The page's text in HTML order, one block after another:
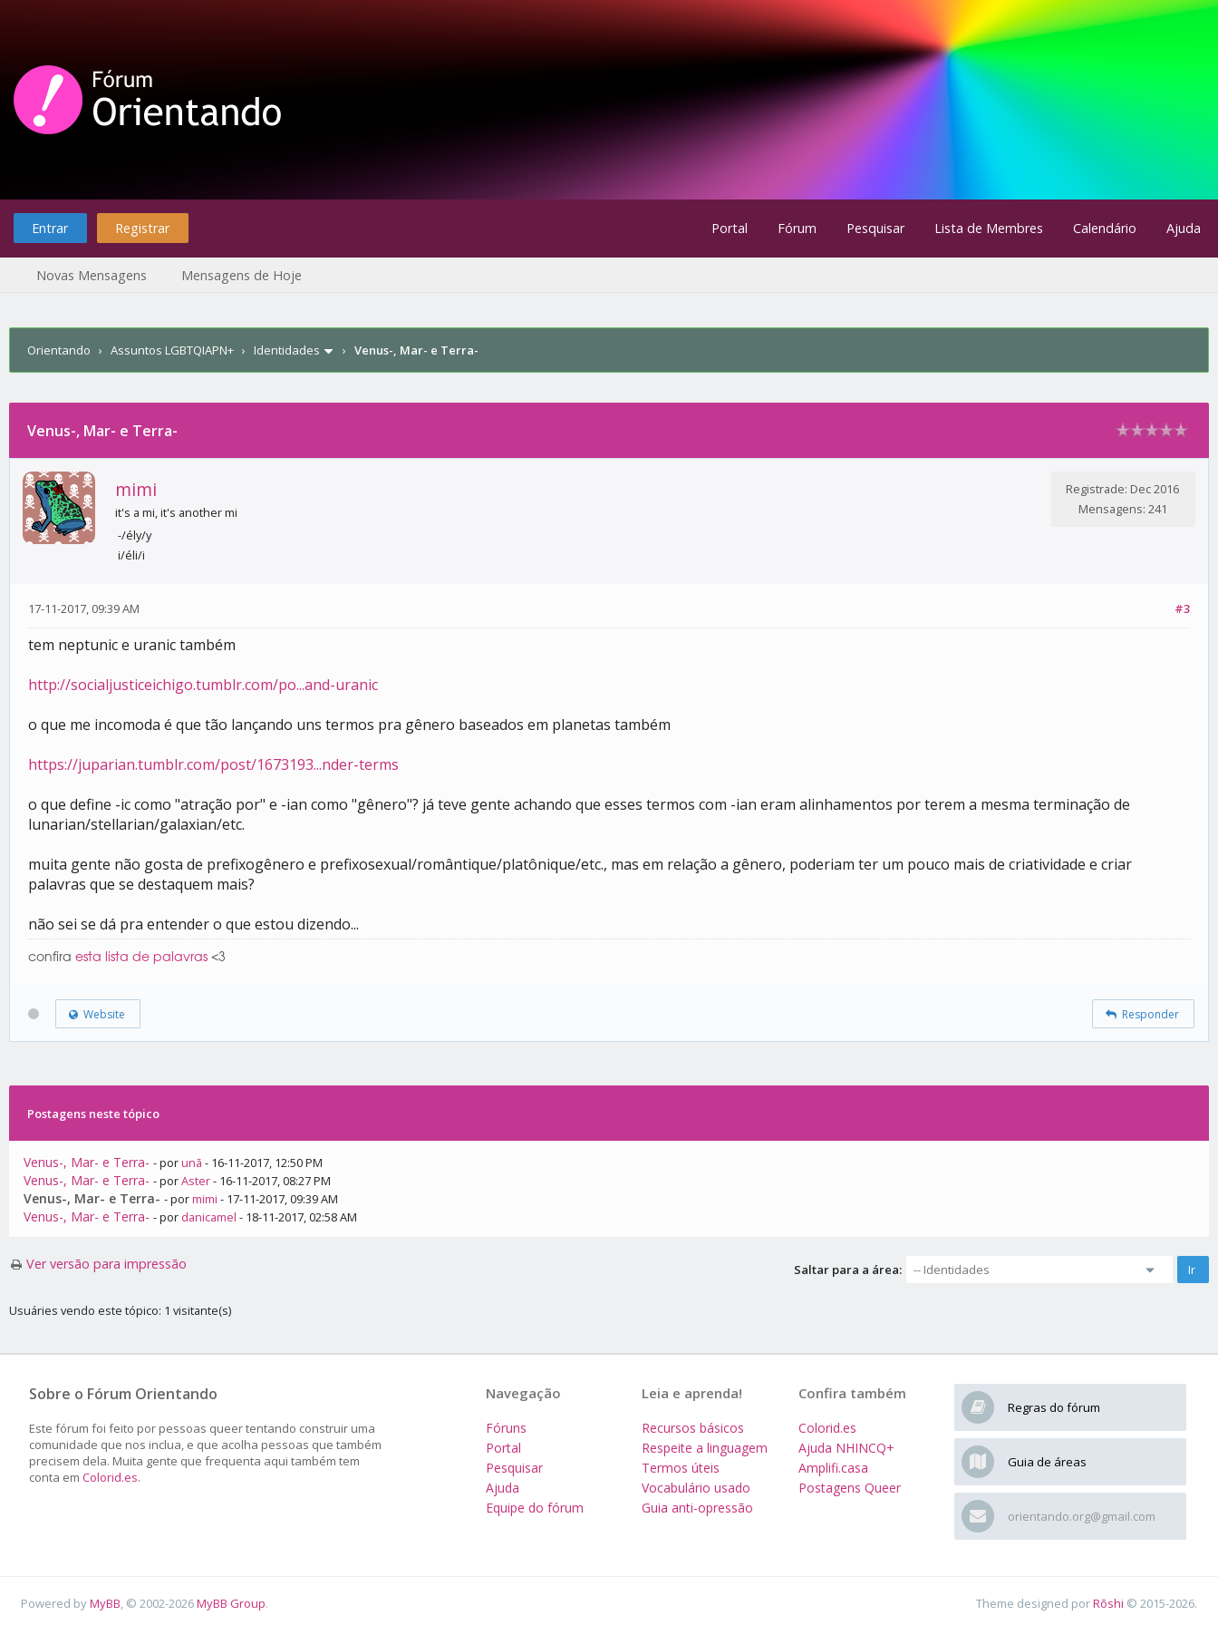
Entrar Registrar Portal Fórum Pesquisar Lista de Membres Calendário Ajuda
Novas Mensagens Mensagens de Hoje
Orientando › Assuntos LGBTQIAPN+ › Identidades › Venus-, Mar- e Terra-
Venus-, Mar- e Terra-
mimi
it's a mi, it's another mi
-/ély/y
i/éli/i
Registrade: Dec 2016
Mensagens: 241
#3
17-11-2017, 09:39 AM
tem neptunic e uranic também
http://socialjusticeichigo.tumblr.com/po...and-uranic
o que me incomoda é que tão lançando uns termos pra gênero baseados em planetas também
https://juparian.tumblr.com/post/1673193...nder-terms
o que define -ic como "atração por" e -ian como "gênero"? já teve gente achando que esses termos com -ian eram alinhamentos por terem a mesma terminação de
lunarian/stellarian/galaxian/etc.
muita gente não gosta de prefixogênero e prefixosexual/romântique/platônique/etc., mas em relação a gênero, poderiam ter um pouco mais de criatividade e criar
palavras que se destaquem mais?
não sei se dá pra entender o que estou dizendo...
confira esta lista de palavras <3
Website Responder
Postagens neste tópico
Venus-, Mar- e Terra- - porunã - 16-11-2017, 12:50 PM
Venus-, Mar- e Terra- - porAster- 16-11-2017, 08:27 PM
Venus-, Mar- e Terra- - pormimi - 17-11-2017, 09:39 AM
Venus-, Mar- e Terra- - por danicamel - 18-11-2017, 02:58 AM
Ver versão para impressão Saltar para a área:
Usuáries vendo este tópico: 1 visitante(s)
Sobre o Fórum Orientando
Este fórum foi feito por pessoas queer tentando construir uma
comunidade que nos inclua, e que acolha pessoas que também
precisem dela. Muita gente que frequenta aqui também tem
conta em Colorid.es.
Regras do fórum
Guia de áreas
orientando.org@gmail.com
Confira também
Colorid.es
Ajuda NHINCQ+
Amplifi.casa
Postagens Queer
Leia e aprenda!
Recursos básicos
Respeite a linguagem
Termos úteis
Vocabulário usado
Guia anti-opressão
Navegação
Fóruns
Portal
Pesquisar
Ajuda
Equipe do fórum
Powered byMyBB , © 2002-2026MyBB Group. Theme designed porRōshi © 2015-2026.